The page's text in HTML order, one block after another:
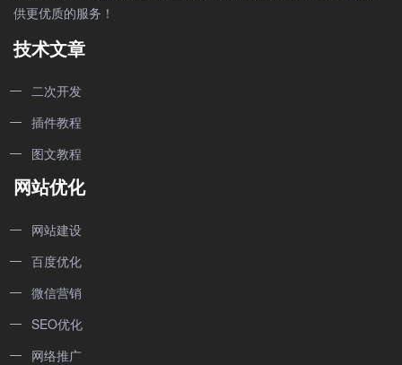
供更优质的服务！
技术文章
二次开发
插件教程
图文教程
网站优化
网站建设
百度优化
微信营销
SEO优化
网络推广